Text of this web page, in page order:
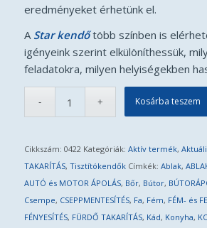
eredményeket érhetünk el.
A Star kendőtöbb színben is
igényeink szerint elkülöníthessük,
feladatokra, milyen helyiségekben
Kosárba teszem
Cikkszám: 0422 Kategóriák: Aktív termék,
TAKARÍTÁS, Tisztítókendők Címkék: Ablak,
AUTÓ és MOTOR ÁPOLÁS, Bőr, Bútor,
Csempe, CSEPPMENTESÍTÉS, Fa, Fém, FÉM- és
FÉNYESÍTÉS, FÜRDŐ TAKARÍTÁS, Kád, Konyha,